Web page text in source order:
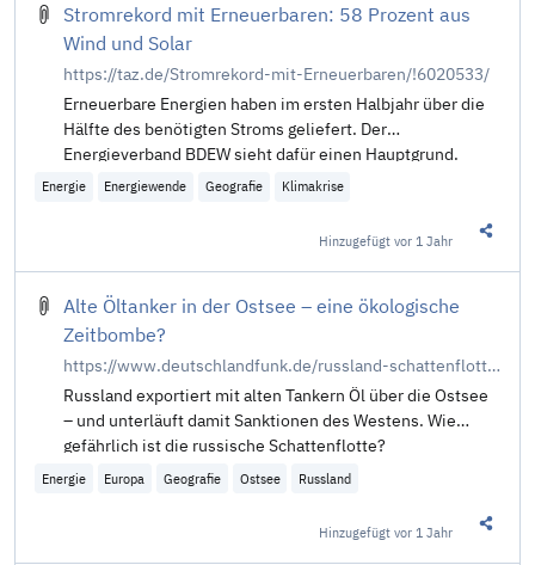
Stromrekord mit Erneuerbaren: 58 Prozent aus
Wind und Solar
https://taz.de/Stromrekord-mit-Erneuerbaren/!6020533/
Erneuerbare Energien haben im ersten Halbjahr über die
Hälfte des benötigten Stroms geliefert. Der
Energieverband BDEW sieht dafür einen Hauptgrund.
Energie Energiewende Geografie Klimakrise
Hinzugefügtvor 1 Jahr
Alte Öltanker in der Ostsee – eine ökologische
Zeitbombe?
https://www.deutschlandfunk.de/russland-schattenflotte-ostsee-gefahr-100.html
Russland exportiert mit alten Tankern Öl über die Ostsee
– und unterläuft damit Sanktionen des Westens. Wie
gefährlich ist die russische Schattenflotte?
Energie Europa Geografie Ostsee Russland
Hinzugefügtvor 1 Jahr